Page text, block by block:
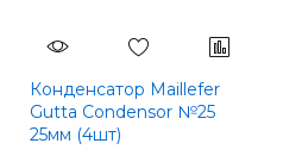
Конденсатор Maillefer
Gutta Condensor №25
25мм (4шт)